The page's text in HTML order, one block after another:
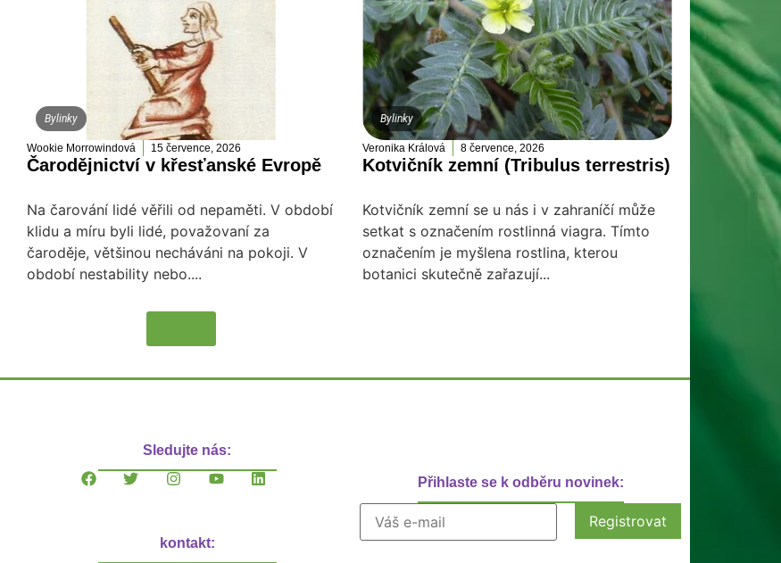
Bylinky
Wookie Morrowindová 15 července, 2026
Čarodějnictví v křesťanské Evropě
Na čarování lidé věřili od nepaměti. V období
klidu a míru byli lidé, považovaní za
čaroděje, většinou necháváni na pokoji. V
období nestability nebo....
Bylinky
Veronika Králová 8 července, 2026
Kotvičník zemní (Tribulus terrestris)
Kotvičník zemní se u nás i v zahraníčí může
setkat s označením rostlinná viagra. Tímto
označením je myšlena rostlina, kterou
botanici skutečně zařazují...
Sledujte nás:
kontakt:
Přihlaste se k odběru novinek: